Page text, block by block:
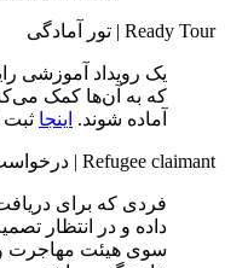
Ready Tour
| تور آمادگی
یک رویداد آموزشی
که به آن‌ها کمک
آماده شوند. اینجا ثبت
Refugee claimant
|
فردی که برای
داده و در انتظار
سوی هیئت مهاجرت و